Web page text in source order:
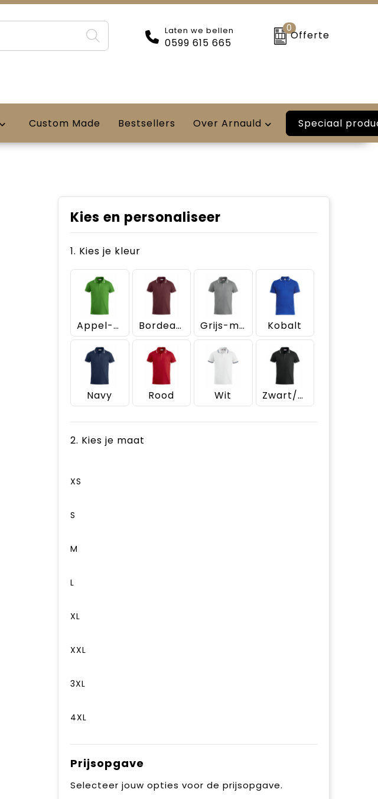
Laten we bellen
0599 615 665
0
Offerte
Custom Made Bestsellers Over Arnauld Speciaal
Kies en personaliseer
1. Kies je kleur
Appel-groen Bordeaux Grijs-melange Kobalt
Navy Rood Wit Zwart/Wit
2. Kies je maat
XS
S
M
L
XL
XXL
3XL
4XL
Prijsopgave
Selecteer jouw opties voor de prijsopgave.